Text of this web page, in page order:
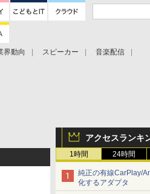
界動向 スピーカー
音楽配信
アクセスランキ
1時間 24時間
純正の有線CarPlay/
化するアダプタ